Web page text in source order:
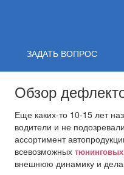
ЗАДАТЬ ВОПРОС
ВЫБОР |
Обзор
Еще каких-то 10-15 лет
водители и не
ассортимент
всевозможных
внешнюю динамику и